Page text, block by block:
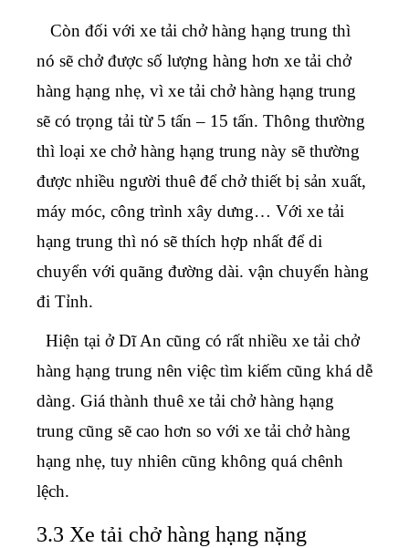
Còn đối với xe tải chở hàng hạng trung thì
nó sẽ chở được số lượng hàng hơn xe tải chở
hàng hạng nhẹ, vì xe tải chở hàng hạng trung
sẽ có trọng tải từ 5 tấn – 15 tấn. Thông thường
thì loại xe chở hàng hạng trung này sẽ thường
được nhiều người thuê để chở thiết bị sản xuất,
máy móc, công trình xây dưng… Với xe tải
hạng trung thì nó sẽ thích hợp nhất để di
chuyển với quãng đường dài. vận chuyển hàng
đi Tỉnh.
Hiện tại ở Dĩ An cũng có rất nhiều xe tải chở
hàng hạng trung nên việc tìm kiếm cũng khá dễ
dàng. Giá thành thuê xe tải chở hàng hạng
trung cũng sẽ cao hơn so với xe tải chở hàng
hạng nhẹ, tuy nhiên cũng không quá chênh
lệch.
3.3 Xe tải chở hàng hạng nặng